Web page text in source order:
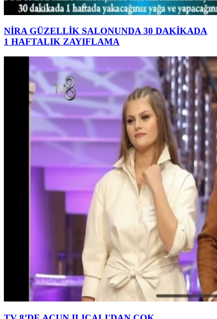
NİRA GÜZELLİK SALONUNDA 30 DAKİKADA
1 HAFTALIK ZAYIFLAMA